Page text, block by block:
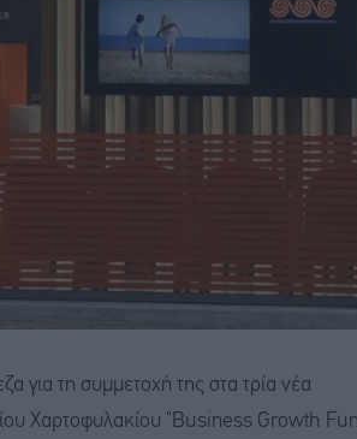
για τη συμμετοχή της στα τρία νέα
Χαρτοφυλακίου "Business Growth